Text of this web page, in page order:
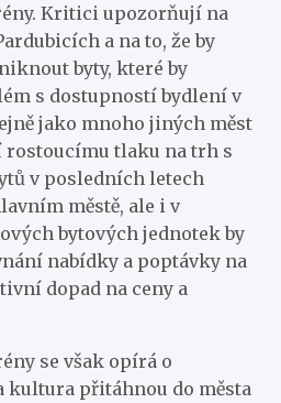
Kritici upozorňují na
a na to, že by
byty, které by
s dostupností bydlení v
jako mnoho jiných měst
rostoucímu tlaku na trh s
v posledních letech
městě, ale i v
bytových jednotek by
nabídky a poptávky na
dopad na ceny a
se však opírá o
kultura přitáhnou do města